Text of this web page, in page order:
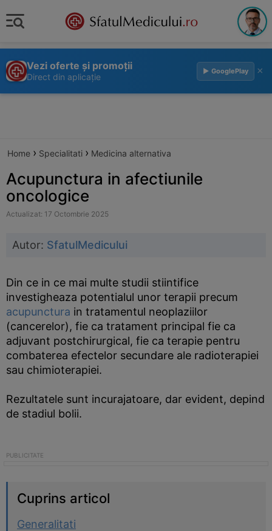
Vezi oferte și promoții
Direct din aplicație
▶ GooglePlay ×
Home › Specialitati › Medicina alternativa
Acupunctura in afectiunile
oncologice
Actualizat: 17 Octombrie 2025
Autor: SfatulMedicului
Din ce in ce mai multe studii stiintifice
investigheaza potentialul unor terapii precum
acupunctura in tratamentul neoplaziilor
(cancerelor), fie ca tratament principal fie ca
adjuvant postchirurgical, fie ca terapie pentru
combaterea efectelor secundare ale radioterapiei
sau chimioterapiei.
Rezultatele sunt incurajatoare, dar evident, depind
de stadiul bolii.
Cuprins articol
Generalitati